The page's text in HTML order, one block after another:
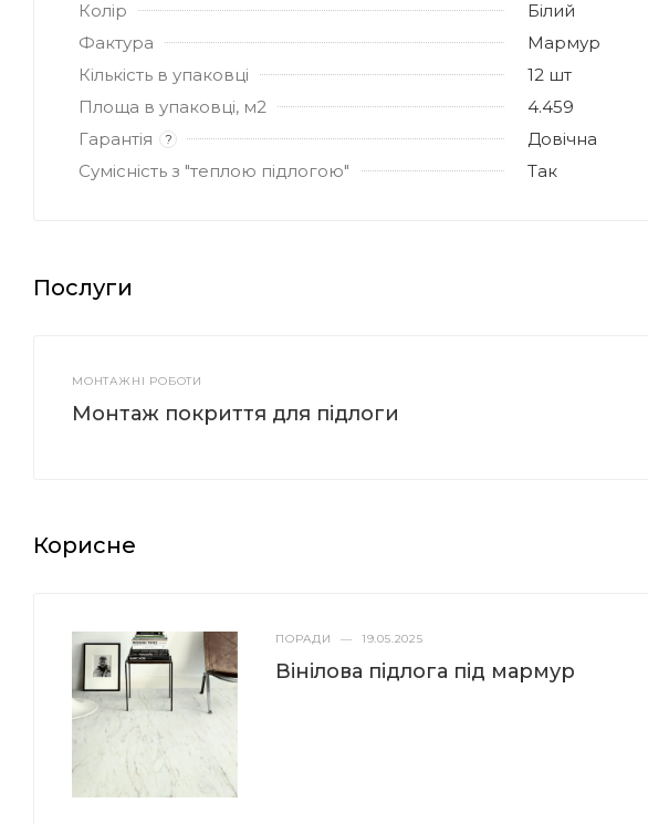
Колір
Білий
Фактура
Мармур
Кількість в упаковці
12 шт
Площа в упаковці, м2
4.459
Гарантія
?
Довічна
Сумісність з "теплою підлогою"
Так
Послуги
МОНТАЖНІ РОБОТИ
Монтаж покриття для підлоги
Корисне
ПОРАДИ — 19.05.2025
Вінілова підлога під мармур